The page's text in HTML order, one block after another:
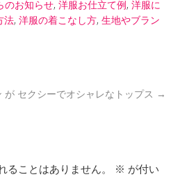
のお知らせ, 洋服お仕立て例, 洋服に
法, 洋服の着こなし方, 生地やブラン
が セクシーでオシャレなトップス →
ることはありません。 ※ が付い